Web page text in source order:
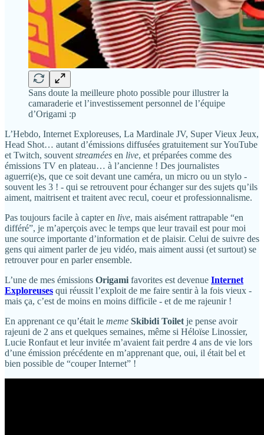
Sans doute la meilleure photo possible pour illustrer la
camaraderie et l’investissement personnel de l’équipe
d’Origami :p
L’Hebdo, Internet Exploreuses, La Mardinale JV, Super Vieux Jeux,
Head Shot… autant d’émissions diffusées gratuitement sur YouTube
et Twitch, souvent streamées en live, et préparées comme des
émissions TV en plateau… à l’ancienne ! Des journalistes
aguerri(e)s, que ce soit devant une caméra, un micro ou un stylo -
souvent les 3 ! - qui se retrouvent pour échanger sur des sujets qu’ils
aiment, maitrisent et traitent avec recul, coeur et professionnalisme.
Pas toujours facile à capter en live, mais aisément rattrapable “en
différé”, je m’aperçois avec le temps que leur travail est pour moi
une source importante d’information et de plaisir. Celui de suivre des
gens qui aiment parler de jeu vidéo, mais aiment aussi (et surtout) se
retrouver pour en parler ensemble.
L’une de mes émissions Origami favorites est devenue Internet
Exploreuses qui réussit l’exploit de me faire sentir à la fois vieux -
mais ça, c’est de moins en moins difficile - et de me rajeunir !
En apprenant ce qu’était le meme Skibidi Toilet je pense avoir
rajeuni de 2 ans et quelques semaines, même si Héloïse Linossier,
Lucie Ronfaut et leur invitée m’avaient fait perdre 4 ans de vie lors
d’une émission précédente en m’apprenant que, oui, il était bel et
bien possible de “couper Internet” !